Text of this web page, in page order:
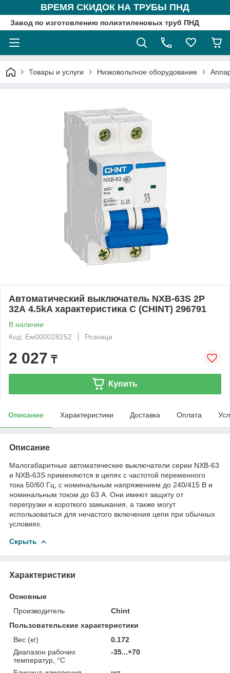
ВРЕМЯ СКИДОК НА ТРУБЫ ПНД
Завод по изготовлению полиэтиленовых труб ПНД
Товары и услуги Низковольтное оборудование
Автоматический выключатель NXB-63S 2P
32А 4.5kA характеристика C (CHINT) 296791
В наличии
Код: Ем000028252
Розница
2 027 ₸
Купить
Описание Характеристики Доставка Оплата
Описание
Малогабаритные автоматические выключатели серии NXB-63
и NXB-63S применяются в цепях с частотой переменного
тока 50/60 Гц, с номинальным напряжением до 240/415 В и
номинальным током до 63 А. Они имеют защиту от
перегрузки и короткого замыкания, а также могут
использоваться для нечастого включения цепи при обычных
условиях.
Скрыть
Характеристики
Основные
Производитель
Chint
Пользовательские характеристики
Вес (кг)
0.172
Диапазон рабочих
температур, °C
-35...+70